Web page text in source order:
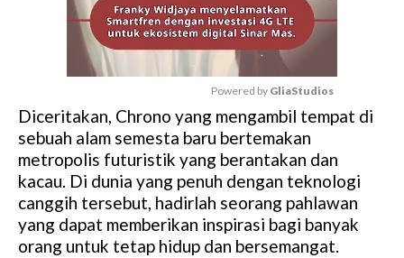
M
u
t
e
Powered by GliaStudios
Diceritakan, Chrono yang mengambil tempat di
sebuah alam semesta baru bertemakan
metropolis futuristik yang berantakan dan
kacau. Di dunia yang penuh dengan teknologi
canggih tersebut, hadirlah seorang pahlawan
yang dapat memberikan inspirasi bagi banyak
orang untuk tetap hidup dan bersemangat.